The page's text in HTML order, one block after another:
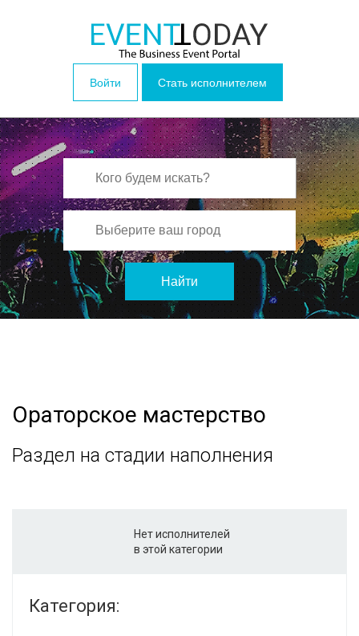
Войти Стать исполнителем
Найти
Ораторское мастерство
Раздел на стадии наполнения
Нет исполнителей
в этой категории
Категория: